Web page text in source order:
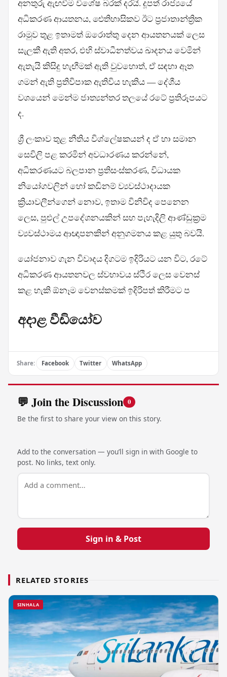
අනතුරු ඇඟවීම විශේෂ බරක් දරයි. දූපත් රාජ්‍යයේ
අධිකරණ ආයතනය, ඓතිහාසිකව ඊට ප්‍රජාතාන්ත්‍රික
රාමුව තුළ ඉතාමත් ඔරොත්තු දෙන ආයතනයක් ලෙස
සැලකී ඇති අතර, එහි ස්වාධීනත්වය ඛාදනය වෙමින්
ඇතැයි කිසිදු හැඟීමක් ඇති වුවහොත්, ඒ සඳහා ඈත
ගමන් ඇති ප්‍රතිවිපාක ඇතිවිය හැකිය — දේශීය
වශයෙන් මෙන්ම ජාත්‍යන්තර තලයේ රටේ ප්‍රතිරූපයට
ද.
ශ්‍රී ලංකාව තුළ නීතිය විශ්ලේෂකයන් ද ඒ හා සමාන
සෙවිලි පළ කරමින් අවධාරණය කරන්නේ,
අධිකරණයට බලපාන ප්‍රතිසංස්කරණ, විධායක
නියෝගවලින් හෝ කඩිනම් ව්‍යවස්ථාදායක
ක්‍රියාවලීන්ගෙන් නොව, ඉතාම විනිවිද පෙනෙන
ලෙස, පුළුල් උපදේශනයකින් සහ පැහැදිලි ආණ්ඩුක්‍රම
ව්‍යවස්ථාමය ආඥාපනකින් අනුගමනය කළ යුතු බවයි.
යෝජනාව ගැන විවාදය දිගටම ඉදිරියට යන විට, රටේ
අධිකරණ ආයතනවල ස්වභාවය ස්ථිර ලෙස වෙනස්
කළ හැකි ඕනෑම වෙනස්කමක් ඉදිරිපත් කිරීමට ප
අදාළ වීඩියෝව
Share: Facebook Twitter WhatsApp
💬 Join the Discussion 0
Be the first to share your view on this story.
Add to the conversation — you’ll sign in with Google to
post. No links, text only.
Sign in & Post
RELATED STORIES
SINHALA